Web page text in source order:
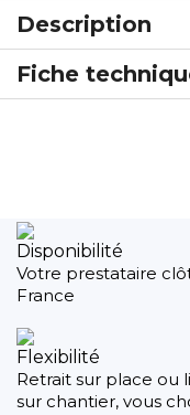
Description
Fiche
Disponibilité
Votre prestataire
France
Flexibilité
Retrait sur place ou
sur chantier, vous